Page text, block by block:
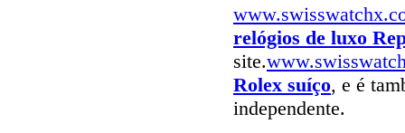
relógios de luxo
site.
Rolex suíço, e é
independente.